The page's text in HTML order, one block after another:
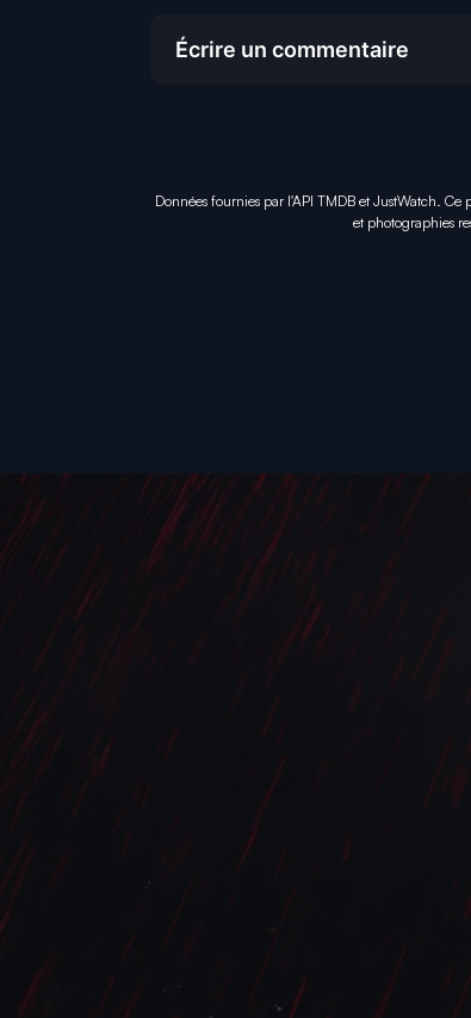
Écrire un commentaire
Données fournies par l'API TMDB et JustWatch.
et photographies